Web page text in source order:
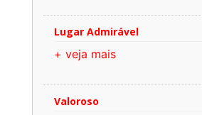
Lugar Admirável
+ veja mais
Valoroso